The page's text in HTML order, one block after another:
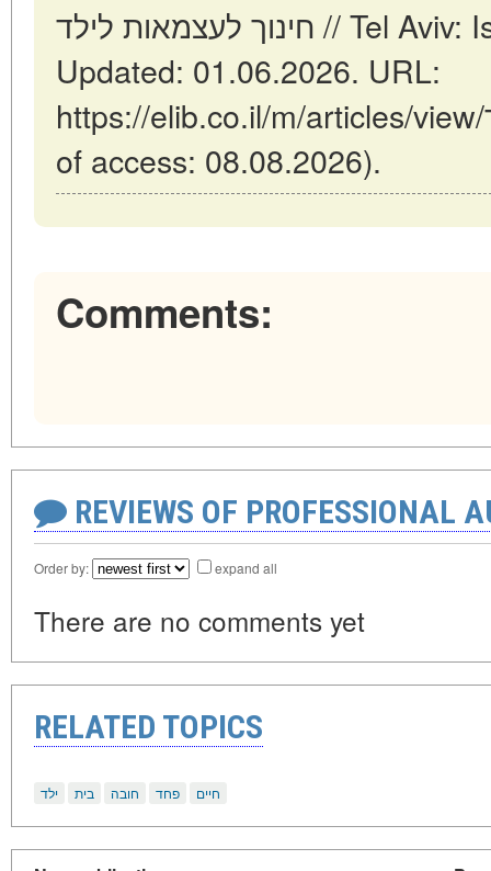
חינוך לעצמאות לילד // Tel Aviv: Israel (ELIB.CO.IL).
Updated: 01.06.2026. URL:
https://elib.co.il/m/articles/view/חינוך-לעצמאות-לילד (date
of access: 08.08.2026).
Comments:
REVIEWS OF PROFESSIONAL
Order by: expand all
There are no comments yet
RELATED TOPICS
ילד בית חובה פחד חיים